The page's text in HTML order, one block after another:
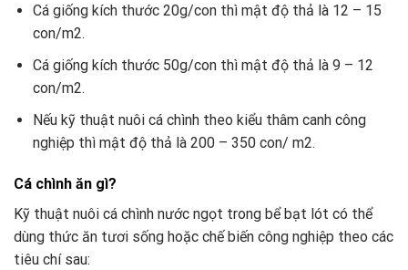
Cá giống kích thước 20g/con thì mật độ thả là 12 – 15
con/m2.
Cá giống kích thước 50g/con thì mật độ thả là 9 – 12
con/m2.
Nếu kỹ thuật nuôi cá chình theo kiểu thâm canh công
nghiệp thì mật độ thả là 200 – 350 con/ m2.
Cá chình ăn gì?
Kỹ thuật nuôi cá chình nước ngọt trong bể bạt lót có thể
dùng thức ăn tươi sống hoặc chế biến công nghiệp theo các
tiêu chí sau: